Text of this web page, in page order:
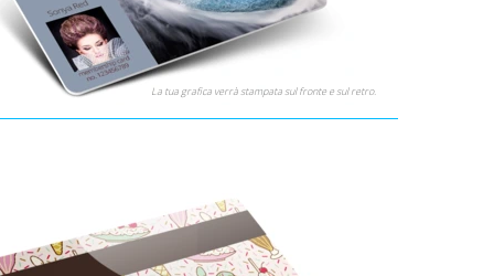
La tua grafica verrà stampata sul fronte e sul retro.